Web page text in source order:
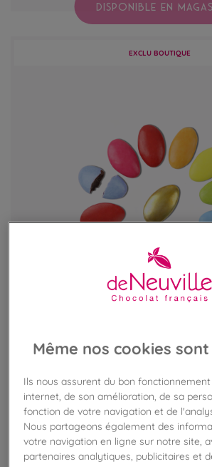
DISPONIBLE EN
EXCLU BOUTIQUE
Chocolat noir 70% enrobé de
55,00 €un lot de 1 000g
DISPONIBLE EN
Même nos cookies
Ils nous assurent du bon
internet, de son amélioration, de sa
fonction de votre navigation et de
Nous partageons également des
votre navigation en ligne sur notre site,
partenaires analytiques, publicitaires et